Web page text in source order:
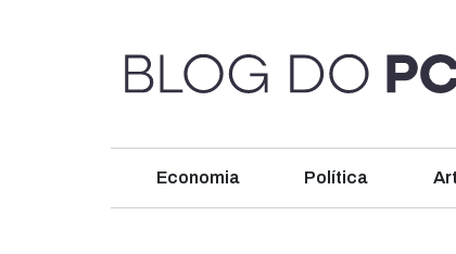
Economia Política